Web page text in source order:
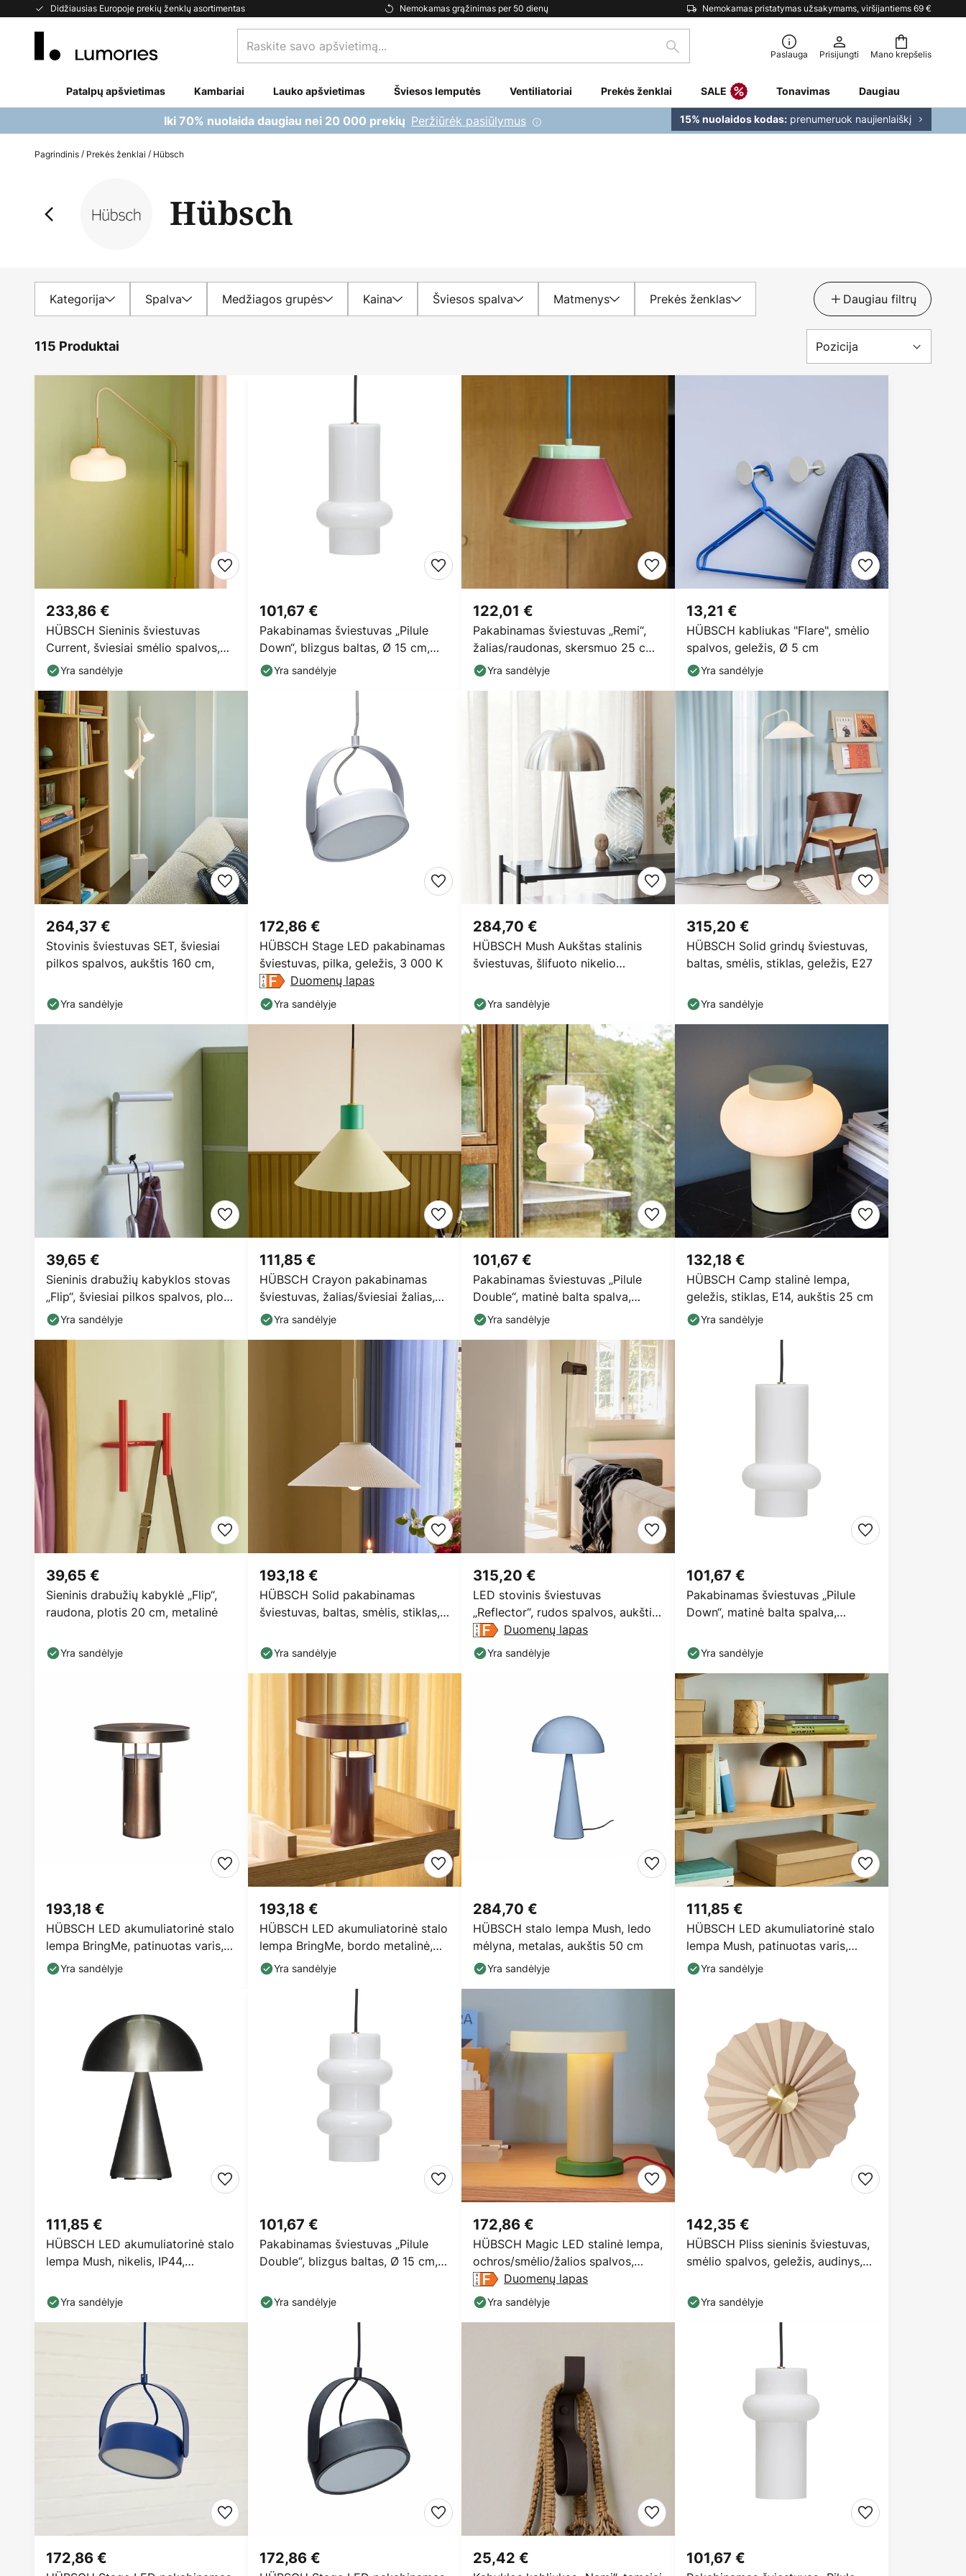
Didžiausias Europoje prekių ženklų asortimentas Nemokamas grąžinimas per 50 dienų Nemokamas pristatymas užsakymams, viršijantiems 69 €
Skip
Mano krepšelis
savo
Paieška Paslauga Prisijungti
Patalpų apšvietimas Kambariai Lauko apšvietimas Šviesos lemputės Ventiliatoriai Prekės ženklai SALE Tonavimas Daugiau
Iki 70% nuolaida daugiau nei 20 000 prekių Peržiūrėk pasiūlymus 15% nuolaidos kodas: prenumeruok naujienlaiškį
Pagrindinis Prekės ženklai Hübsch
Hübsch
Kategorija Spalva Medžiagos grupės Kaina Šviesos spalva Matmenys Prekės ženklas Daugiau filtrų
115 Produktai
HÜBSCH Sieninis šviestuvas
Current, šviesiai smėlio spalvos,
išsikišimas 71 cm
233,86 €
Yra sandėlyje
Pakabinamas šviestuvas „Pilule
Down“, blizgus baltas, Ø 15 cm,
stiklas
101,67 €
Yra sandėlyje
Pakabinamas šviestuvas „Remi“,
žalias/raudonas, skersmuo 25 cm,
metalas
122,01 €
Yra sandėlyje
HÜBSCH kabliukas "Flare", smėlio
spalvos, geležis, Ø 5 cm
13,21 €
Yra sandėlyje
Stovinis šviestuvas SET, šviesiai
pilkos spalvos, aukštis 160 cm,
264,37 €
Yra sandėlyje
HÜBSCH Stage LED pakabinamas
šviestuvas, pilka, geležis, 3 000 K
172,86 €
Duomenų lapas
Yra sandėlyje
HÜBSCH Mush Aukštas stalinis
šviestuvas, šlifuoto nikelio
284,70 €
Yra sandėlyje
HÜBSCH Solid grindų šviestuvas,
baltas, smėlis, stiklas, geležis, E27
315,20 €
Yra sandėlyje
Sieninis drabužių kabyklos stovas
„Flip“, šviesiai pilkos spalvos, plotis
20
39,65 €
Yra sandėlyje
HÜBSCH Crayon pakabinamas
šviestuvas, žalias/šviesiai žalias,
geležis, E27
111,85 €
Yra sandėlyje
Pakabinamas šviestuvas „Pilule
Double“, matinė balta spalva,
skersmuo 15 cm,
101,67 €
Yra sandėlyje
HÜBSCH Camp stalinė lempa,
geležis, stiklas, E14, aukštis 25 cm
132,18 €
Yra sandėlyje
Sieninis drabužių kabyklė „Flip“,
raudona, plotis 20 cm, metalinė
39,65 €
Yra sandėlyje
HÜBSCH Solid pakabinamas
šviestuvas, baltas, smėlis, stiklas,
193,18 €
Yra sandėlyje
LED stovinis šviestuvas
„Reflector“, rudos spalvos, aukštis
160 cm, geležinis
315,20 €
Duomenų lapas
Yra sandėlyje
Pakabinamas šviestuvas „Pilule
Down“, matinė balta spalva,
101,67 €
Yra sandėlyje
HÜBSCH LED akumuliatorinė stalo
lempa BringMe, patinuotas varis,
28 cm
193,18 €
Yra sandėlyje
HÜBSCH LED akumuliatorinė stalo
lempa BringMe, bordo metalinė,
28 cm
193,18 €
Yra sandėlyje
HÜBSCH stalo lempa Mush, ledo
mėlyna, metalas, aukštis 50 cm
284,70 €
Yra sandėlyje
HÜBSCH LED akumuliatorinė stalo
lempa Mush, patinuotas varis,
aukštis 20 cm
111,85 €
Yra sandėlyje
HÜBSCH LED akumuliatorinė stalo
lempa Mush, nikelis, IP44,
111,85 €
Yra sandėlyje
Pakabinamas šviestuvas „Pilule
Double“, blizgus baltas, Ø 15 cm,
101,67 €
Yra sandėlyje
HÜBSCH Magic LED stalinė lempa,
ochros/smėlio/žalios spalvos,
geležis
172,86 €
Duomenų lapas
Yra sandėlyje
HÜBSCH Pliss sieninis šviestuvas,
smėlio spalvos, geležis, audinys,
142,35 €
Yra sandėlyje
172,86 € 172,86 € 25,42 € 101,67 €